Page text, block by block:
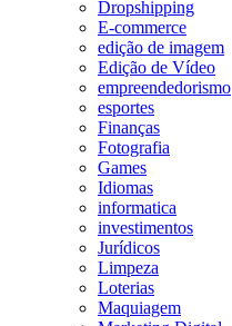
Dropshipping
E-commerce
edição de imagem
Edição de Vídeo
empreendedorismo
esportes
Finanças
Fotografia
Games
Idiomas
informatica
investimentos
Jurídicos
Limpeza
Loterias
Maquiagem